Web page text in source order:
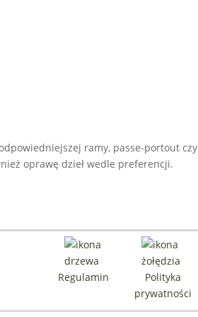
ramy, passe-portout czy
oprawę dzieł wedle preferencji.
Regulamin
Polityka
prywatności